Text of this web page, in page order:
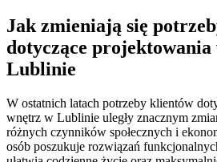
Jak zmieniają się
dotyczące
Lublinie
W ostatnich latach potrzeby klientów
wnętrz w Lublinie uległy znacznym
różnych czynników społecznych i
osób poszukuje rozwiązań